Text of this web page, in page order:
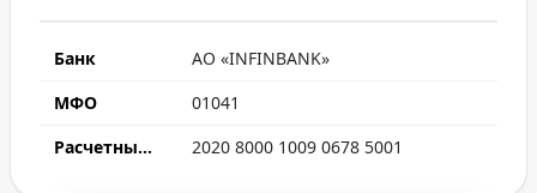
Банк
АО «INFINBANK»
МФО
01041
Расчетный счет
2020 8000 1009 0678 5001